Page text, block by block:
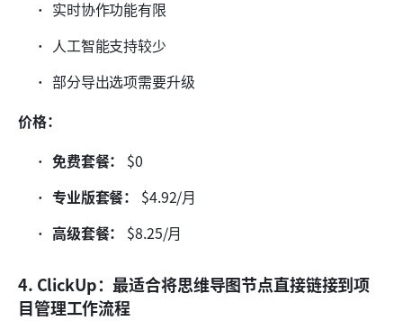
实时协作功能有限
人工智能支持较少
部分导出选项需要升级
价格：
免费套餐：
$0
专业版套餐：
$4.92/月
高级套餐：
$8.25/月
4. ClickUp：最适合将思维导图节点直接链接到项
目管理工作流程